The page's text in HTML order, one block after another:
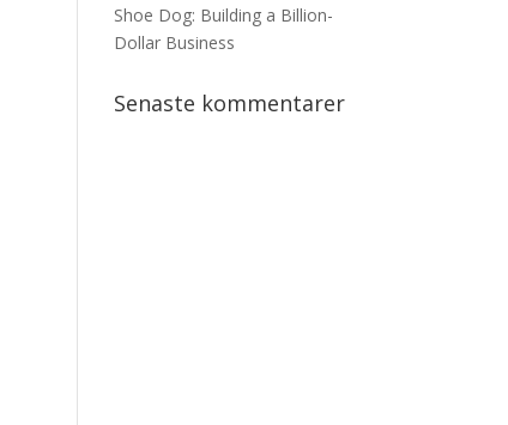
Shoe Dog: Building a Billion-
Dollar Business
Senaste kommentarer